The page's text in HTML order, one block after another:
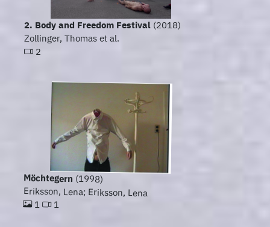
2. Body and Freedom Festival (2018)
Zollinger, Thomas et al.
2
Möchtegern (1998)
Eriksson, Lena; Eriksson, Lena
1 1